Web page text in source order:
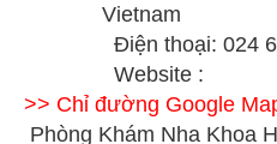
Vietnam
Điện thoại: 024
Website :
>> Chỉ đường Google
Phòng Khám Nha Khoa